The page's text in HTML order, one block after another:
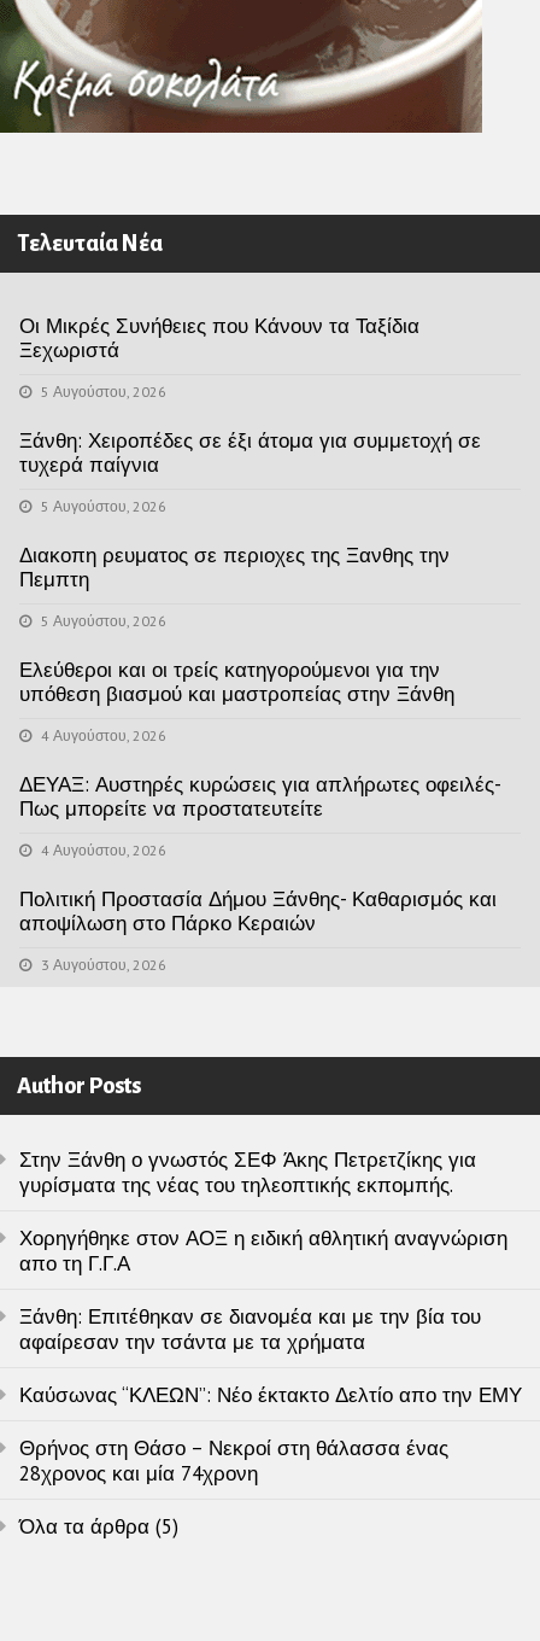
Τελευταία Νέα
Οι Μικρές Συνήθειες που Κάνουν τα Ταξίδια
Ξεχωριστά
5 Αυγούστου, 2026
Ξάνθη: Χειροπέδες σε έξι άτομα για συμμετοχή σε
τυχερά παίγνια
5 Αυγούστου, 2026
Διακοπη ρευματος σε περιοχες της Ξανθης την
Πεμπτη
5 Αυγούστου, 2026
Ελεύθεροι και οι τρείς κατηγορούμενοι για την
υπόθεση βιασμού και μαστροπείας στην Ξάνθη
4 Αυγούστου, 2026
ΔΕΥΑΞ: Αυστηρές κυρώσεις για απλήρωτες οφειλές-
Πως μπορείτε να προστατευτείτε
4 Αυγούστου, 2026
Πολιτική Προστασία Δήμου Ξάνθης- Καθαρισμός και
αποψίλωση στο Πάρκο Κεραιών
3 Αυγούστου, 2026
Author Posts
Στην Ξάνθη ο γνωστός ΣΕΦ Άκης Πετρετζίκης για
γυρίσματα της νέας του τηλεοπτικής εκπομπής.
Χορηγήθηκε στον ΑΟΞ η ειδική αθλητική αναγνώριση
απο τη Γ.Γ.Α
Ξάνθη: Επιτέθηκαν σε διανομέα και με την βία του
αφαίρεσαν την τσάντα με τα χρήματα
Καύσωνας “ΚΛΕΩΝ”: Νέο έκτακτο Δελτίο απο την ΕΜΥ
Θρήνος στη Θάσο – Νεκροί στη θάλασσα ένας
28χρονος και μία 74χρονη
Όλα τα άρθρα (5)